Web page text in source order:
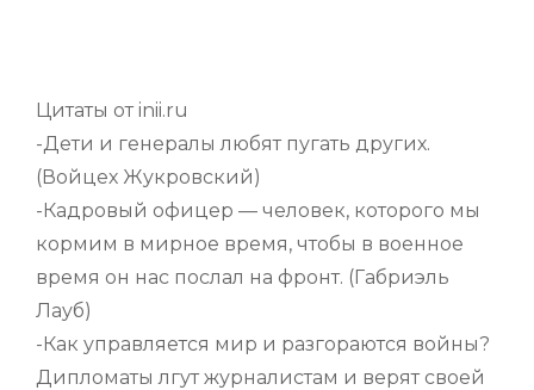
Цитаты от inii.ru
-Дети и генералы любят пугать других.
(Войцех Жукровский)
-Кадровый офицер — человек, которого мы
кормим в мирное время, чтобы в военное
время он нас послал на фронт. (Габриэль
Лауб)
-Как управляется мир и разгораются войны?
Дипломаты лгут журналистам и верят своей